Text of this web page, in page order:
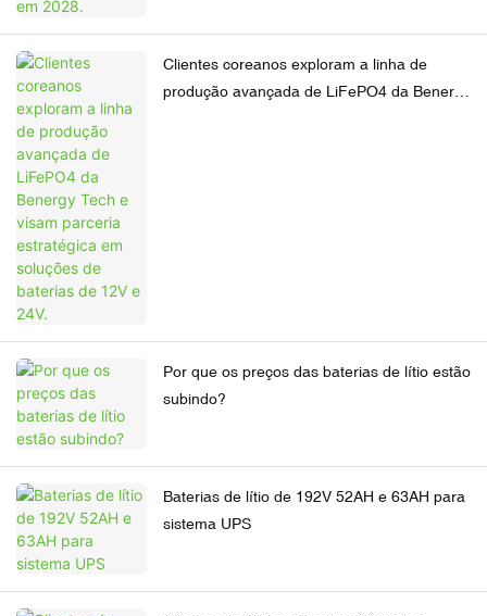
Clientes coreanos exploram a linha de
produção avançada de LiFePO4 da Benergy
Por que os preços das baterias de lítio estão
subindo?
Baterias de lítio de 192V 52AH e 63AH para
sistema UPS